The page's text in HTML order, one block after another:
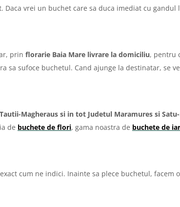
vrei un buchet care sa duca imediat cu
prin florarie Baia Mare livrare la domiciliu, pentru
sa sufoce buchetul. Cand ajunge la destinatar, se
Magheraus si in tot Judetul Maramures si
de buchete de flori, gama noastra de buchete de
cum ne indici. Inainte sa plece buchetul, facem